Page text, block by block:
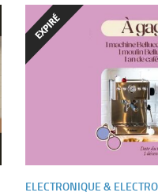
ELECTRONIQUE &